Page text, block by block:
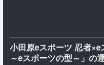
小田原eスポーツ 忍者
～eスポーツの型～」の